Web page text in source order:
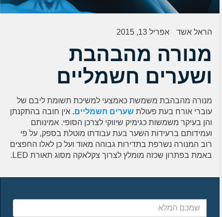
הראל אשד אפריל 13, 2015
מנורה מהבהבת
ושערים חשמליים
מנורה מהבהבת משמשת כאמצעי למשיכת תשומת ליבם של
עוברי אורח בעת פעולת שערים חשמליים. אין חובה בהתקנתן
והן בעיקר משמשות כגימיק שיווקי לצרכן הסופי. אמינותם
ועמידותם ברעידות השער בעת עבודתו מוטלת בספק, על פי
רוב המנורה נשרפת בתדירות גבוהה מאוד ועל כן לאלו החפצים
באמת בפתרון שכזה מומלץ לצרוך צקלאקה מסוג תאורת LED.
שמכם
המלא